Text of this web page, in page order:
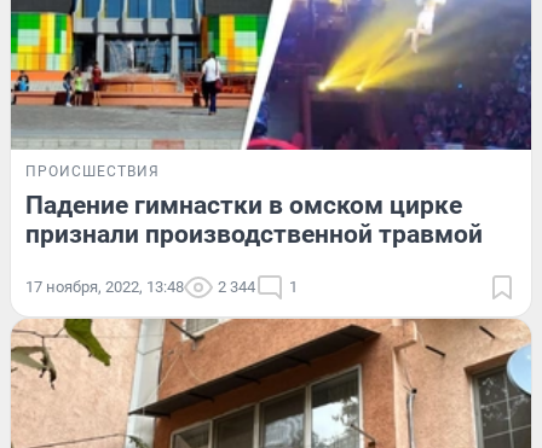
ПРОИСШЕСТВИЯ
Падение гимнастки в омском цирке
признали производственной травмой
17 ноября, 2022, 13:48 2 344 1